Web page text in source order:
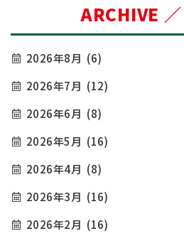
ARCHIVE ／
2026年8月 (6)
2026年7月 (12)
2026年6月 (8)
2026年5月 (16)
2026年4月 (8)
2026年3月 (16)
2026年2月 (16)